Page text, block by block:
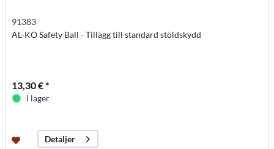
91383
AL-KO Safety Ball - Tillägg till standard stöldskydd
13,30 € *
I lager
Detaljer